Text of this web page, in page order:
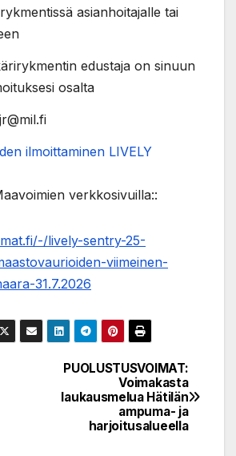
asianhoitajalle tai
edustaja on sinuun
osalta
ilmoittaminen LIVELY
verkkosivuilla::
lively-sentry-25-
viimeinen-
31.7.2026
PUOLUSTUSVOIMAT:
Voimakasta
laukausmelua Hätilän
ampuma- ja
harjoitusalueella